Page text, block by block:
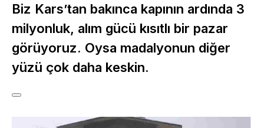
Biz Kars’tan bakınca kapının ardında 3
milyonluk, alım gücü kısıtlı bir pazar
görüyoruz. Oysa madalyonun diğer
yüzü çok daha keskin.